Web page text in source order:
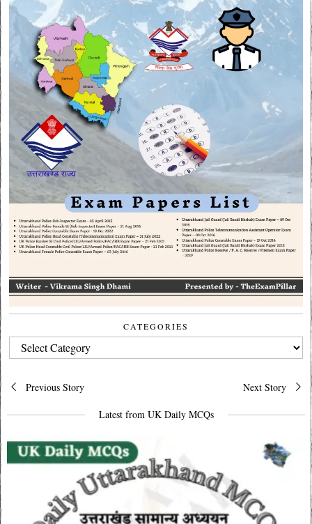
CATEGORIES
CATEGORIES
Post
navigation
Previous Story Next Story
Latest from UK Daily MCQs